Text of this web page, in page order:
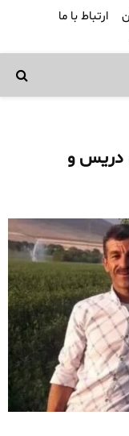
ارتباط با ما
دریس و